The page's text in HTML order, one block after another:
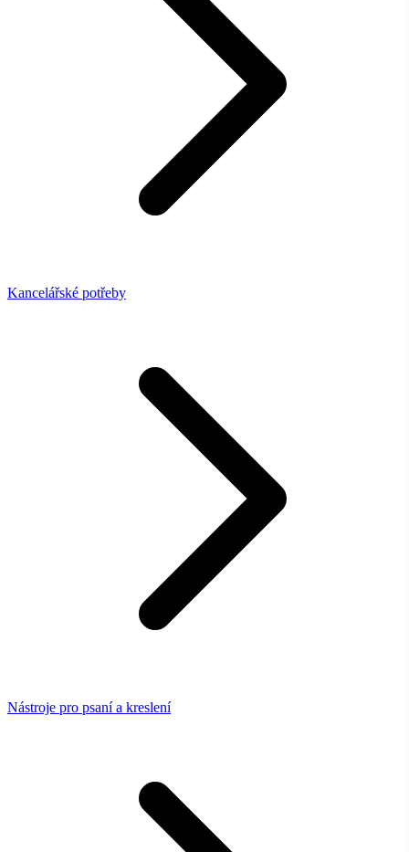
Kancelářské potřeby
Nástroje pro psaní a kreslení